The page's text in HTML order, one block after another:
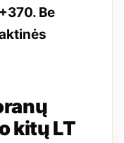
Be
kitų LT